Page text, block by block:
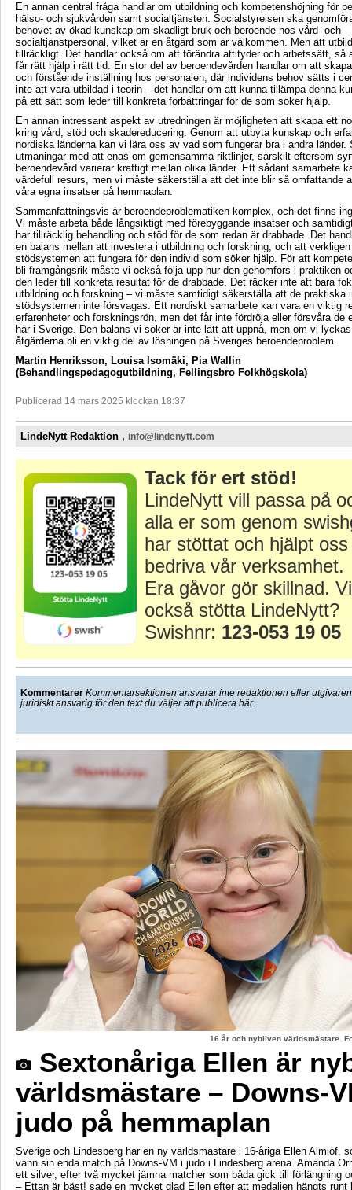
En annan central fråga handlar om utbildning och kompetenshöjning för
hälso- och sjukvården samt socialtjänsten. Socialstyrelsen ska
behovet av ökad kunskap om skadligt bruk och beroende hos vård- och
socialtjänstpersonal, vilket är en åtgärd som är välkommen. Men att
tillräckligt. Det handlar också om att förändra attityder och arbetssätt, så
får rätt hjälp i rätt tid. En stor del av beroendevården handlar om att
och förstående inställning hos personalen, där individens behov sätts i
inte att vara utbildad i teorin – det handlar om att kunna tillämpa denna
på ett sätt som leder till konkreta förbättringar för de som söker hjälp.
En annan intressant aspekt av utredningen är möjligheten att skapa ett
kring vård, stöd och skadereducering. Genom att utbyta kunskap och
nordiska länderna kan vi lära oss av vad som fungerar bra i andra länder.
utmaningar med att enas om gemensamma riktlinjer, särskilt eftersom
beroendevård varierar kraftigt mellan olika länder. Ett sådant samarbete
värdefull resurs, men vi måste säkerställa att det inte blir så omfattande
våra egna insatser på hemmaplan.
Sammanfattningsvis är beroendeproblematiken komplex, och det finns
Vi måste arbeta både långsiktigt med förebyggande insatser och
har tillräcklig behandling och stöd för de som redan är drabbade. Det
en balans mellan att investera i utbildning och forskning, och att
stödsystemen att fungera för den individ som söker hjälp. För att
bli framgångsrik måste vi också följa upp hur den genomförs i praktiken
den leder till konkreta resultat för de drabbade. Det räcker inte att bara
utbildning och forskning – vi måste samtidigt säkerställa att de praktiska
stödsystemen inte försvagas. Ett nordiskt samarbete kan vara en viktig
erfarenheter och forskningsrön, men det får inte fördröja eller försvåra de
här i Sverige. Den balans vi söker är inte lätt att uppnå, men om vi
åtgärderna bli en viktig del av lösningen på Sveriges beroendeproblem.
Martin Henriksson, Louisa Isomäki, Pia Wallin
(Behandlingspedagogutbildning, Fellingsbro Folkhögskola)
Publicerad 14 mars 2025 klockan 18:37
LindeNytt Redaktion , info@lindenytt.com
Tack för ert stöd!
LindeNytt vill passa på
alla er som genom
har stöttat och hjälpt
bedriva vår verksamhet.
Era gåvor gör skillnad.
också stötta LindeNytt?
Swishnr: 123-053 19 05
Kommentarer Kommentarsektionen ansvarar inte redaktionen eller
juridiskt ansvarig för den text du väljer att publicera här.
16 år och nybliven världsmästare.
Sextonåriga Ellen är
världsmästare – Downs-
judo på hemmaplan
Sverige och Lindesberg har en ny världsmästare i 16-åriga Ellen Almlöf,
vann sin enda match på Downs-VM i judo i Lindesberg arena. Amanda
ett silver, efter två mycket jämna matcher som båda gick till förlängning
– Ettan är bäst! sade en mycket glad Ellen efter att medaljen hängts runt